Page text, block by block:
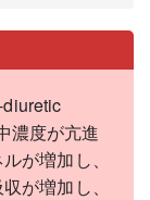
濃度が亢進
が増加し、
が増加し、